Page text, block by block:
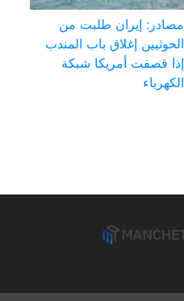
مصادر: إيران طلبت من
الحوثيين إغلاق باب المندب
إذا قصفت أمريكا شبكة
الكهرباء